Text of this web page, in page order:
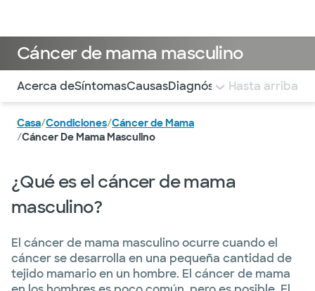
Cáncer de mama masculino
Utilice esta navegación para saltar rápidamente a
Acerca deSíntomasCausasDiagnósticoOpciones de
Hasta arriba
Casa/Condiciones/Cáncer de Mama
/Cáncer De Mama Masculino
¿Qué es el cáncer de mama
masculino?
El cáncer de mama masculino ocurre cuando el
cáncer se desarrolla en una pequeña cantidad de
tejido mamario en un hombre. El cáncer de mama